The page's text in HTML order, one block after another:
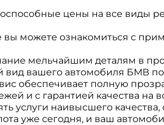
цены на все виды
можете ознакомиться с
мельчайшим деталям в
вашего автомобиля БМВ
обеспечивает полную
и с гарантией качества на
наивысшего качества,
уже сегодня, и ваш